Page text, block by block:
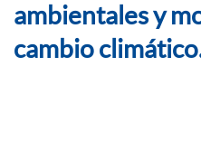
ambientales y
cambio